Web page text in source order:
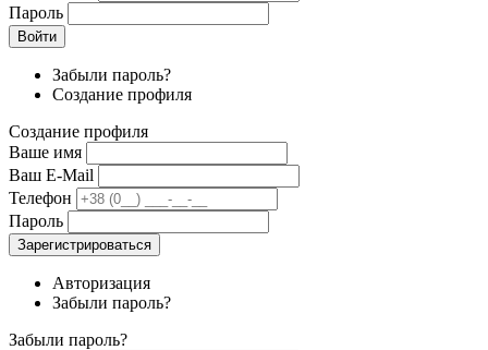
Пароль
Войти
Забыли пароль?
Создание профиля
Создание профиля
Ваше имя
Ваш E-Mail
Телефон
Пароль
Зарегистрироваться
Авторизация
Забыли пароль?
Забыли пароль?